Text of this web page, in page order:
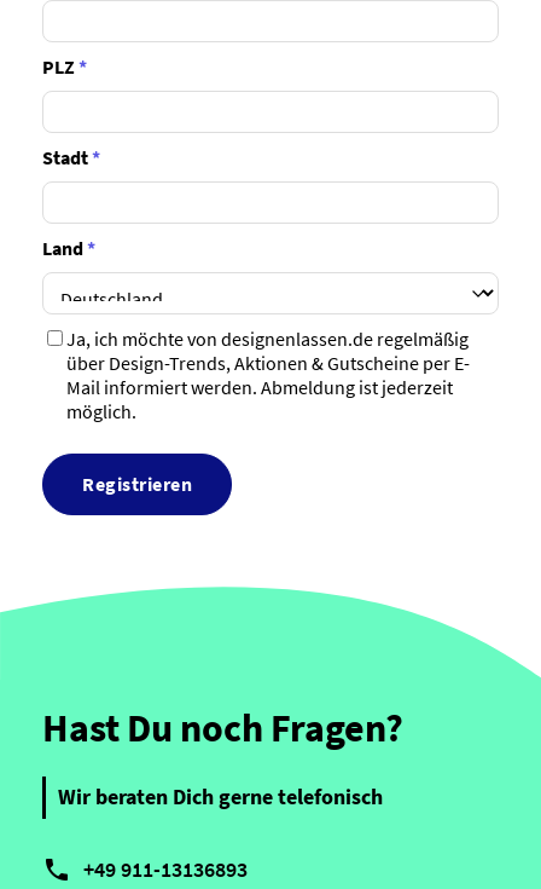
PLZ*
Stadt*
Land*
Ja, ich möchte von designenlassen.de regelmäßig
über Design-Trends, Aktionen & Gutscheine per E-
Mail informiert werden. Abmeldung ist jederzeit
möglich.
Registrieren
Hast Du noch Fragen?
Wir beraten Dich gerne telefonisch
 +49 911-13136893